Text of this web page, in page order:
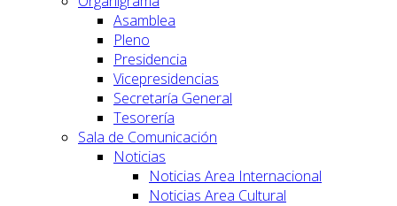
Asamblea
Pleno
Presidencia
Vicepresidencias
Secretaría General
Tesorería
Sala de Comunicación
Noticias
Noticias Area Internacional
Noticias Area Cultural